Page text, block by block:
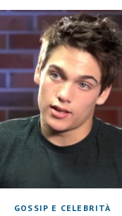
GOSSIP E CELEBRITÀ